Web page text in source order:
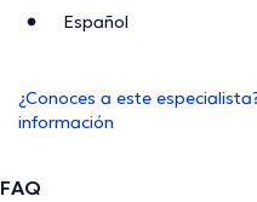
Español
¿Conoces a este
información
FAQ